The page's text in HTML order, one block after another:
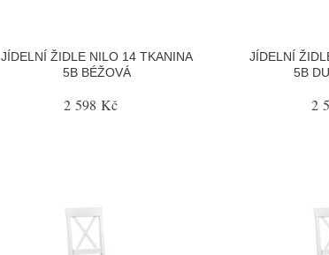
JÍDELNÍ ŽIDLE NILO 14 TKANINA
5B BÉŽOVÁ
2 598 Kč
JÍDELNÍ
5B
2